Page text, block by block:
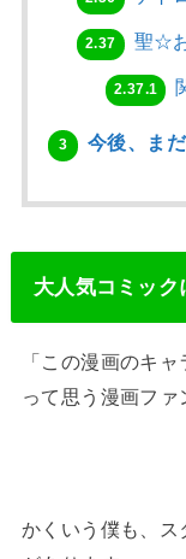
2.37 聖☆
2.37.1
3 今後、ま
大人気コミック
「この漫画のキ
って思う漫画ファ
かくいう僕も、ス